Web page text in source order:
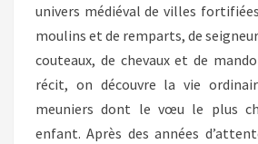
univers médiéval de villes
moulins et de remparts, de
couteaux, de chevaux et de
récit, on découvre la vie
meuniers dont le vœu le plus
enfant. Après des années